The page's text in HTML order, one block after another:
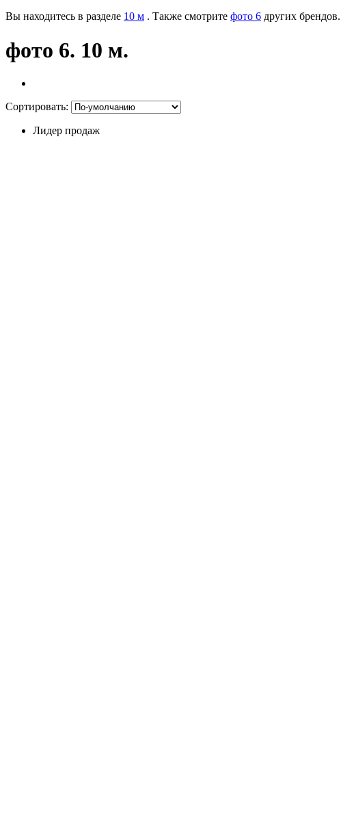
Вы находитесь в разделе 10 м . Также смотрите фото 6 других брендов.
фото 6. 10 м.
Сортировать:
Лидер продаж